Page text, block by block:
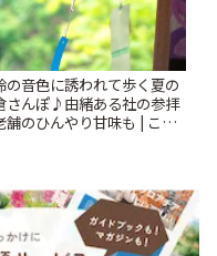
の音色に誘われて歩く夏の
さんぽ♪由緒ある社の参拝
舗のひんやり甘味も | こと